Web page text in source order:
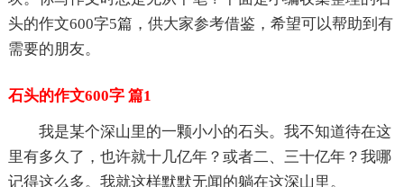
头的作文600字5篇，供大家参考借鉴，希望可以帮助到有
需要的朋友。
石头的作文600字 篇1
我是某个深山里的一颗小小的石头。我不知道待在这
里有多久了，也许就十几亿年？或者二、三十亿年？我哪
记得这么多。我就这样默默无闻的躺在这深山里。